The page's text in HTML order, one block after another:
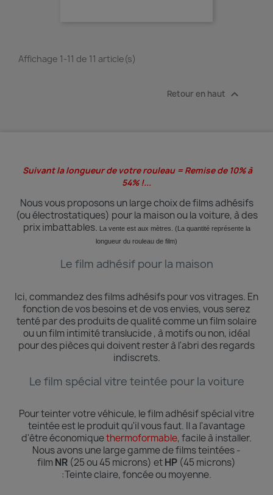
Affichage 1-11 de 11 article(s)
Retour en haut 
Suivant la longueur de votre rouleau = Remise de 10% à
54% !...
Nous vous proposons un large choix de films adhésifs
(ou électrostatiques) pour la maison ou la voiture, à des
prix imbattables. La vente est aux mètres. (La quantité représentela
longueur du rouleau de film)
Le film adhésif pour la maison
Ici, commandez des films adhésifs pour vos vitrages. En
fonction de vos besoins et de vos envies, vous serez
tenté par des produits de qualité comme un film solaire
ou un film intimité translucide , à motifs ou non, idéal
pour des pièces qui doivent rester à l'abri des regards
indiscrets.
Le film spécial vitre teintée pour la voiture
Pour teinter votre véhicule, le film adhésif spécial vitre
teintée est le produit qu'il vous faut. Il a l'avantage
d'être économiquethermoformable, facile à installer.
Nous avons une large gamme de films teintées -
filmNR (25 ou 45 microns) etHP (45 microns)
:Teinteclaire, foncée ou moyenne.